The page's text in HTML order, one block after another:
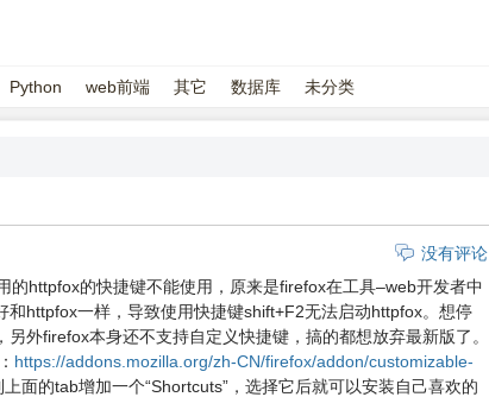
Python web前端 其它 数据库 未分类
没有评论
的httpfox的快捷键不能使用，原来是firefox在工具–web开发者中
和httpfox一样，导致使用快捷键shift+F2无法启动httpfox。想停
外firefox本身还不支持自定义快捷键，搞的都想放弃最新版了。
https://addons.mozilla.org/zh-CN/firefox/addon/customizable-
面的tab增加一个“Shortcuts”，选择它后就可以安装自己喜欢的